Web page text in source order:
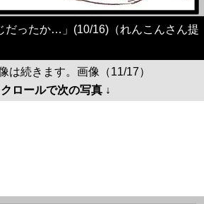
だったか…」(10/16)（れんこんさん提
は続きます。画像（11/17）
クロールで次の写真 ↓